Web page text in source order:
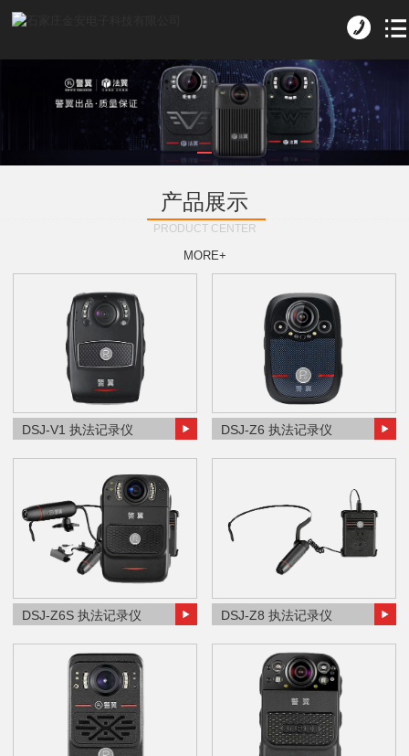
产品展示
PRODUCT CENTER
MORE+
DSJ-V1 执法记录仪 DSJ-Z6 执法记录仪
DSJ-Z6S 执法记录仪 DSJ-Z8 执法记录仪